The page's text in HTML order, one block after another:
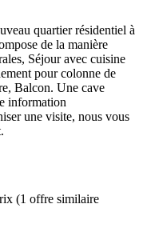
quartier résidentiel à
de la manière
Séjour avec cuisine
pour colonne de
Balcon. Une cave
information
une visite, nous vous
(1 offre similaire